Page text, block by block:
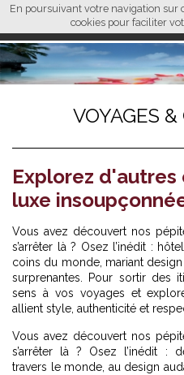
En poursuivant votre navigation sur
cookies pour faciliter
L M
VOYAGES &
Explorez
luxe
Vous avez découvert nos
s’arrêter là ? Osez l’inédit :
coins du monde, mariant
surprenantes. Pour sortir des
sens à vos voyages et
allient style, authenticité et
Vous avez découvert nos
s’arrêter là ? Osez l’inédit :
travers le monde, au design